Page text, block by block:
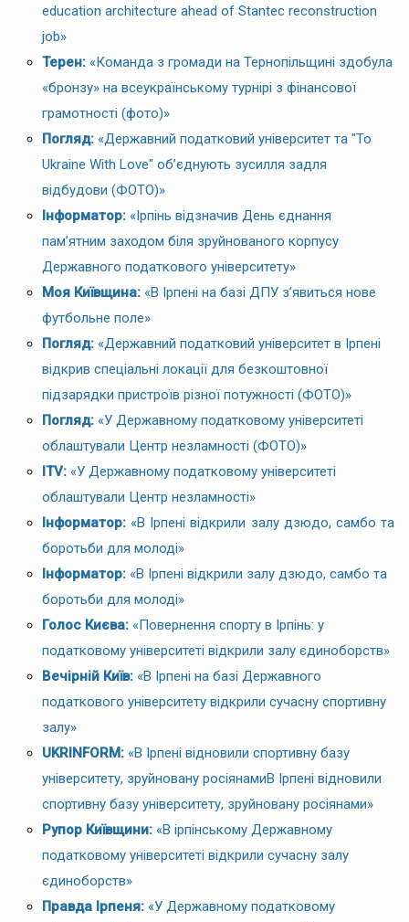
education architecture ahead of Stantec reconstruction
job»
Терен: «Команда з громади на Тернопільщині здобула
«бронзу» на всеукраїнському турнірі з фінансової
грамотності (фото)»
Погляд: «Державний податковий університет та "To
Ukraine With Love" об’єднують зусилля задля
відбудови (ФОТО)»
Інформатор: «Ірпінь відзначив День єднання
пам’ятним заходом біля зруйнованого корпусу
Державного податкового університету»
Моя Київщина: «В Ірпені на базі ДПУ з’явиться нове
футбольне поле»
Погляд: «Державний податковий університет в Ірпені
відкрив спеціальні локації для безкоштовної
підзарядки пристроїв різної потужності (ФОТО)»
Погляд: «У Державному податковому університеті
облаштували Центр незламності (ФОТО)»
ITV: «У Державному податковому університеті
облаштували Центр незламності»
Інформатор: «В Ірпені відкрили залу дзюдо, самбо та
боротьби для молоді»
Інформатор: «В Ірпені відкрили залу дзюдо, самбо та
боротьби для молоді»
Голос Києва: «Повернення спорту в Ірпінь: у
податковому університеті відкрили залу єдиноборств»
Вечірній Київ: «В Ірпені на базі Державного
податкового університету відкрили сучасну спортивну
залу»
UKRINFORM: «В Ірпені відновили спортивну базу
університету, зруйновану росіянамиВ Ірпені відновили
спортивну базу університету, зруйновану росіянами»
Рупор Київщини: «В ірпінському Державному
податковому університеті відкрили сучасну залу
єдиноборств»
Правда Ірпеня: «У Державному податковому